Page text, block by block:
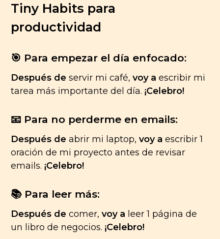
Tiny Habits para
productividad
🎯 Para empezar el día enfocado:
Después de servir mi café,voy a escribir mi
tarea más importante del día. ¡Celebro!
📧 Para no perderme en emails:
Después de abrir mi laptop,voy a escribir 1
oración de mi proyecto antes de revisar
emails. ¡Celebro!
📚 Para leer más:
Después de comer,voy a leer 1 página de
un libro de negocios. ¡Celebro!